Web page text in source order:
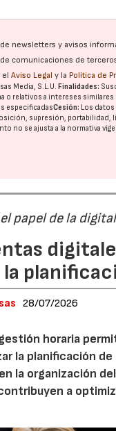
newsletters y avisos
comunicaciones de
elAviso Legal y la Política de
Media, S.L.U. Finalidades:
o relativos a intereses
especificadasCesión: Los
supresión, portabilidad,
no se ajusta a la normativa
papel de la
28/07/2026
horaria
la planificación
la organización
a